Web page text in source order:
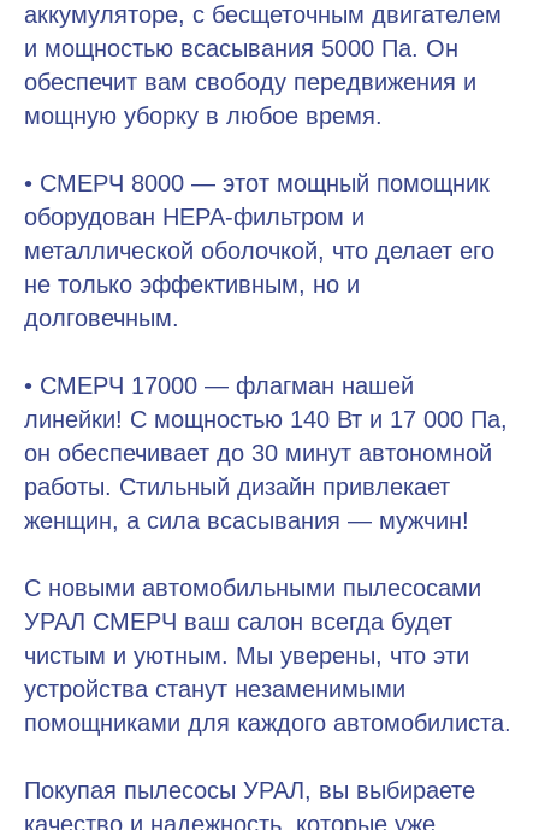
аккумуляторе, с бесщеточным двигателем
и мощностью всасывания 5000 Па. Он
обеспечит вам свободу передвижения и
мощную уборку в любое время.
• СМЕРЧ 8000 — этот мощный помощник
оборудован HEPA-фильтром и
металлической оболочкой, что делает его
не только эффективным, но и
долговечным.
• СМЕРЧ 17000 — флагман нашей
линейки! С мощностью 140 Вт и 17 000 Па,
он обеспечивает до 30 минут автономной
работы. Стильный дизайн привлекает
женщин, а сила всасывания — мужчин!
С новыми автомобильными пылесосами
УРАЛ СМЕРЧ ваш салон всегда будет
чистым и уютным. Мы уверены, что эти
устройства станут незаменимыми
помощниками для каждого автомобилиста.
Покупая пылесосы УРАЛ, вы выбираете
качество и надежность, которые уже